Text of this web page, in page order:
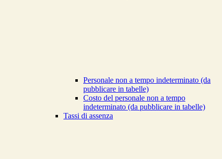
Personale non a tempo indeterminato (da
pubblicare in tabelle)
Costo del personale non a tempo
indeterminato (da pubblicare in tabelle)
Tassi di assenza